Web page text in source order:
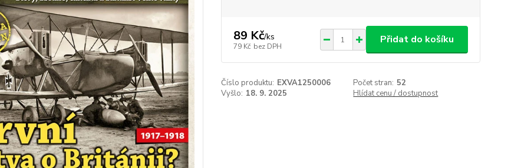
89 Kč/ks
79 Kč bez DPH
Přidat do košíku
Číslo produktu: EXVA1250006 Počet stran: 52
Vyšlo: 18. 9. 2025 Hlídat cenu / dostupnost